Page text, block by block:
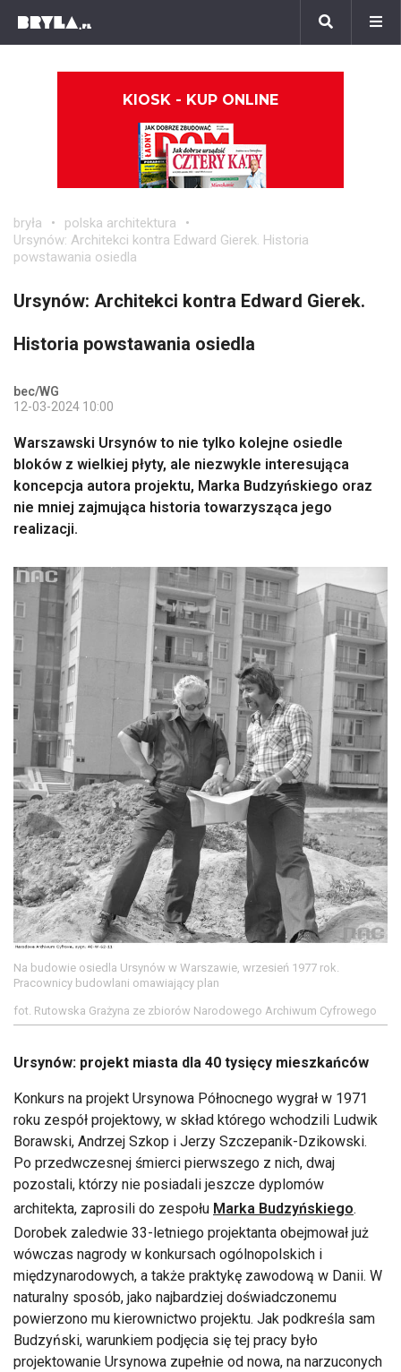
KIOSK - KUP ONLINE
bryła
polska architektura
Ursynów: Architekci kontra Edward Gierek. Historia
powstawania osiedla
Ursynów: Architekci kontra Edward Gierek.
Historia powstawania osiedla
bec/WG
12-03-2024 10:00
Warszawski Ursynów to nie tylko kolejne osiedle
bloków z wielkiej płyty, ale niezwykle interesująca
koncepcja autora projektu, Marka Budzyńskiego oraz
nie mniej zajmująca historia towarzysząca jego
realizacji.
Na budowie osiedla Ursynów w Warszawie, wrzesień 1977 rok.
Pracownicy budowlani omawiający plan
fot. Rutowska Grażyna ze zbiorów Narodowego Archiwum Cyfrowego
Ursynów: projekt miasta dla 40 tysięcy mieszkańców
Konkurs na projekt Ursynowa Północnego wygrał w 1971
roku zespół projektowy, w skład którego wchodzili Ludwik
Borawski, Andrzej Szkop i Jerzy Szczepanik-Dzikowski.
Po przedwczesnej śmierci pierwszego z nich, dwaj
pozostali, którzy nie posiadali jeszcze dyplomów
architekta, zaprosili do zespołu Marka Budzyńskiego.
Dorobek zaledwie 33-letniego projektanta obejmował już
wówczas nagrody w konkursach ogólnopolskich i
międzynarodowych, a także praktykę zawodową w Danii. W
naturalny sposób, jako najbardziej doświadczonemu
powierzono mu kierownictwo projektu. Jak podkreśla sam
Budzyński, warunkiem podjęcia się tej pracy było
projektowanie Ursynowa zupełnie od nowa, na narzuconych